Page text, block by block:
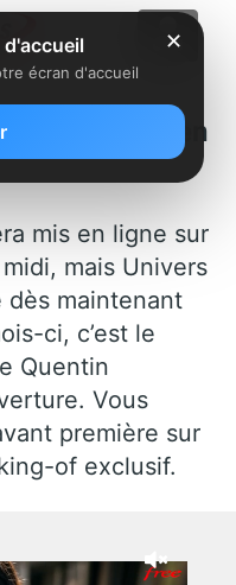
de mai en
mis en ligne sur
mais Univers
dès maintenant
ci, c’est le
Quentin
Vous
première sur
of exclusif.
✕
écran d'accueil